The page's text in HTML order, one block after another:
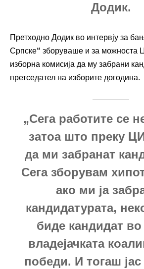
Додик.
Претходно Додик во интервју за
Српске“ зборуваше и за можноста
изборна комисија да му забрани
претседател на изборите догодина.
„Сега работите се
затоа што преку
да ми забранат
Сега зборувам
ако ми ја
кандидатурата,
биде кандидат
владејачката
победи. И тогаш